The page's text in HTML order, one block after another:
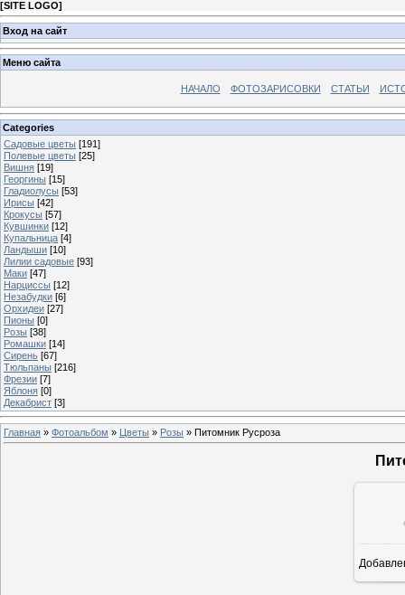
[SITE LOGO]
Вход на сайт
Меню сайта
НАЧАЛО ФОТОЗАРИСОВКИ СТАТЬИ
Categories
Садовые цветы [191]
Полевые цветы [25]
Вишня [19]
Георгины [15]
Гладиолусы [53]
Ирисы [42]
Крокусы [57]
Кувшинки [12]
Купальница [4]
Ландыши [10]
Лилии садовые [93]
Маки [47]
Нарциссы [12]
Незабудки [6]
Орхидеи [27]
Пионы [0]
Розы [38]
Ромашки [14]
Сирень [67]
Тюльпаны [216]
Фрезии [7]
Яблоня [0]
Декабрист [3]
Главная » Фотоальбом » Цветы » Розы » Питомник Русроза